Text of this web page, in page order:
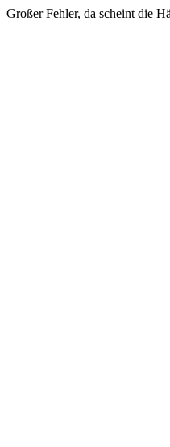
Großer Fehler, da scheint die